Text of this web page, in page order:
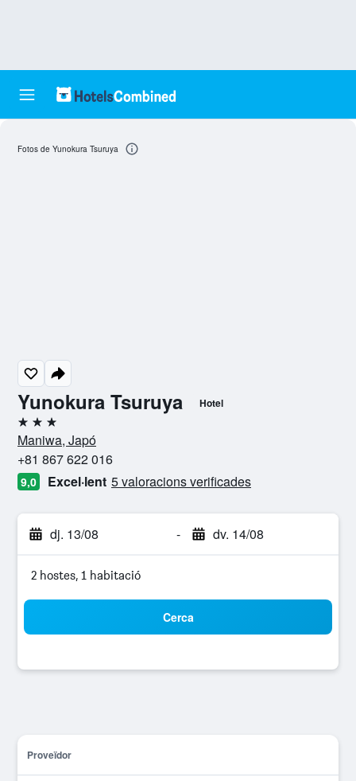
Yunokura Tsuruya Hotel
3 estrelles
Maniwa, Japó
+81 867 622 016
9,0 Excel·lent 5 valoracions verificades
dj. 13/08 - dv. 14/08
2 hostes, 1 habitació
Cerca
Proveïdor
Fotos de Yunokura Tsuruya